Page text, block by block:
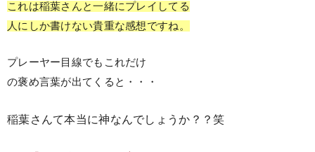
これは稲葉さんと一緒にプレイしてる
人にしか書けない貴重な感想ですね。
プレーヤー目線でもこれだけ
の褒め言葉が出てくると・・・
稲葉さんて本当に神なんでしょうか？？笑